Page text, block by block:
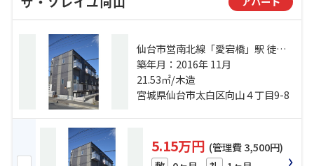
仙台市営南北線「愛宕橋」駅 徒歩
13分 仙台市営南北線「河原町」
駅 徒歩18分 向山四丁目バス停下
車 徒歩1分
築年月：2016年 11月
21.53㎡/木造
宮城県仙台市太白区向山４丁目9-8
5.15万円 (管理費 3,500円)